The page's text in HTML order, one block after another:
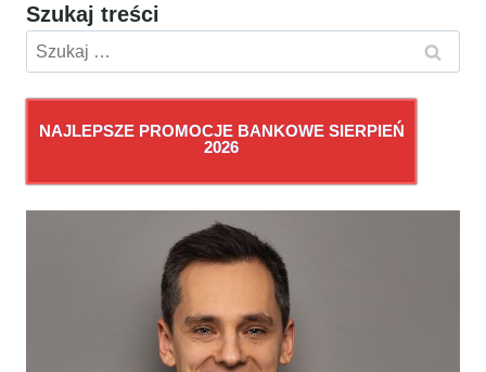
Szukaj treści
Szukaj:
NAJLEPSZE PROMOCJE BANKOWE SIERPIEŃ
2026